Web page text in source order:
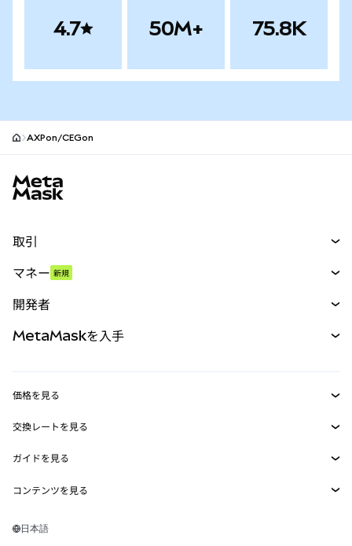
4.7 50M+ 75.8K
AXPon/CEGon
取引
パーペチュアル
RWA
マネー 新規
開発者
MetaMask Connect
Snaps
Web3サービス
MetaMaskを入手
セキュリティ
サポート
キャリア
価格を見る
イーサリアムの価格
Solanaの価格
Tetherの価格
交換レートを見る
ETH→USD
USDT→INR
BTC→INR
ガイドを見る
ETHの購入
コンテンツを見る
Solanaウォレット
日本語